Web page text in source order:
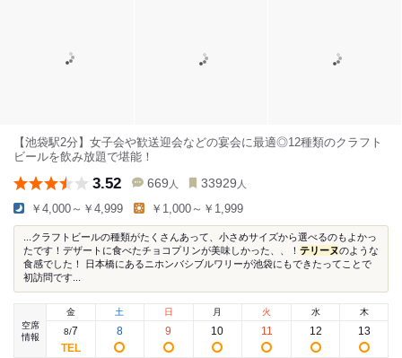
【池袋駅2分】女子会や歓送迎会などの宴会に最適◎12種類のクラフト
ビールを飲み放題で堪能！
3.52 669 人 33929 人
￥4,000～￥4,999 ￥1,000～￥1,999
...クラフトビールの種類がたくさんあって、小さめサイズから選べるのもよかっ
たです！デザートに食べたチョコプリンが美味しかった、、！ テリーヌのような
食感でした！ 日本橋にあるニホンバシブルワリーが池袋にもできたってことで
初訪問です...
空席
情報
金
8/7
土
8
日
9
月
10
火
11
水
12
木
13